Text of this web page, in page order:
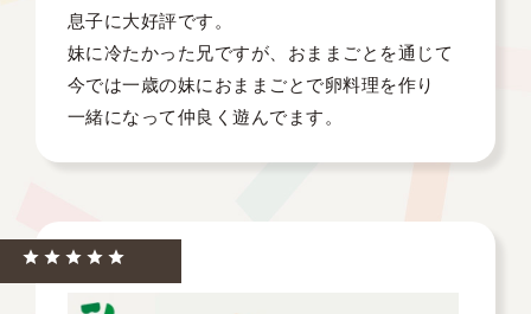
息子に大好評です。
妹に冷たかった兄ですが、おままごとを通じて
今では一歳の妹におままごとで卵料理を作り
一緒になって仲良く遊んでます。